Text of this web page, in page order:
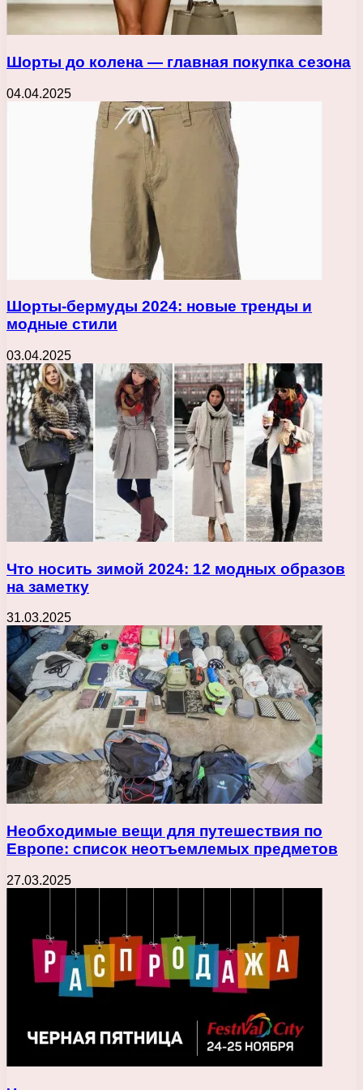
Шорты до колена — главная покупка сезона
04.04.2025
Шорты-бермуды 2024: новые тренды и
модные стили
03.04.2025
Что носить зимой 2024: 12 модных образов
на заметку
31.03.2025
Необходимые вещи для путешествия по
Европе: список неотъемлемых предметов
27.03.2025